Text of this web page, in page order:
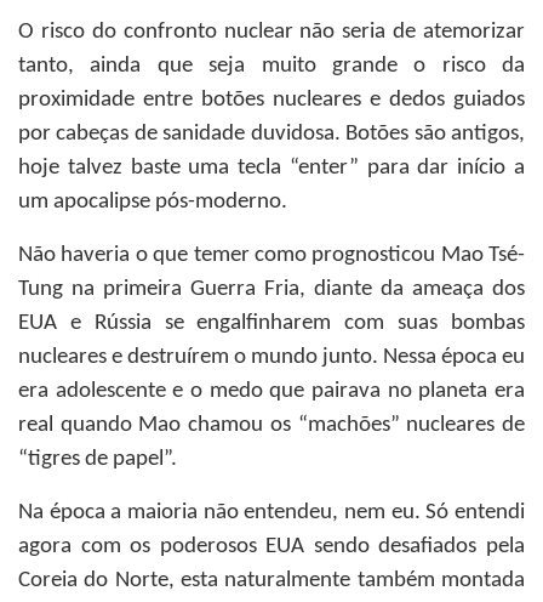
O risco do confronto nuclear não seria de atemorizar
tanto, ainda que seja muito grande o risco da
proximidade entre botões nucleares e dedos guiados
por cabeças de sanidade duvidosa. Botões são antigos,
hoje talvez baste uma tecla “enter” para dar início a
um apocalipse pós-moderno.
Não haveria o que temer como prognosticou Mao Tsé-
Tung na primeira Guerra Fria, diante da ameaça dos
EUA e Rússia se engalfinharem com suas bombas
nucleares e destruírem o mundo junto. Nessa época eu
era adolescente e o medo que pairava no planeta era
real quando Mao chamou os “machões” nucleares de
“tigres de papel”.
Na época a maioria não entendeu, nem eu. Só entendi
agora com os poderosos EUA sendo desafiados pela
Coreia do Norte, esta naturalmente também montada